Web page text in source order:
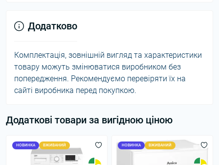
Додатково
Комплектація, зовнішній вигляд та характеристики
товару можуть змінюватися виробником без
попередження. Рекомендуємо перевіряти їх на
сайті виробника перед покупкою.
Додаткові товари за вигідною ціною
НОВИНКА ВЖИВАНИЙ НОВИНКА ВЖИВАНИЙ